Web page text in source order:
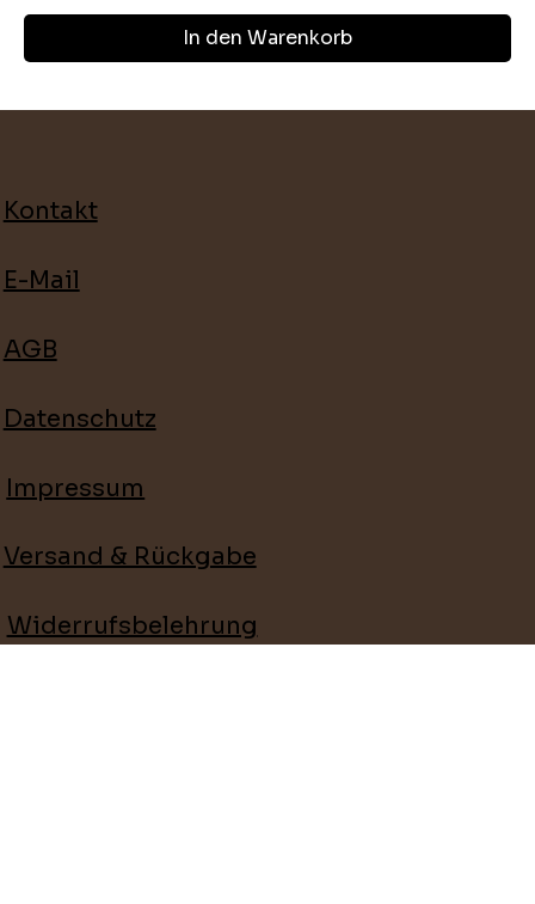
In den Warenkorb
Impressum
Kontakt
Datenschutz
AGB
Widerrufsbelehrung
E-Mail
Versand & Rückgabe